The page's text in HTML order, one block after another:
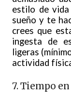
estilo de
sueño y te
crees que
ingesta de
ligeras
actividad
7. Tiempo